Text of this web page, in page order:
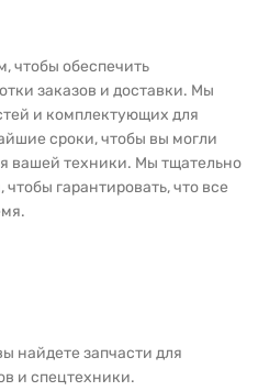
чтобы обеспечить
заказов и доставки. Мы
и комплектующих для
сроки, чтобы вы могли
вашей техники. Мы тщательно
гарантировать, что все
найдете запчасти для
и спецтехники.